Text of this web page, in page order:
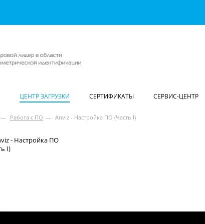
ЦЕНТР ЗАГРУЗКИ СЕРТИФИКАТЫ СЕРВИС-ЦЕНТР
— Работа с ПО — Anviz - Настройка ПО (Часть I)